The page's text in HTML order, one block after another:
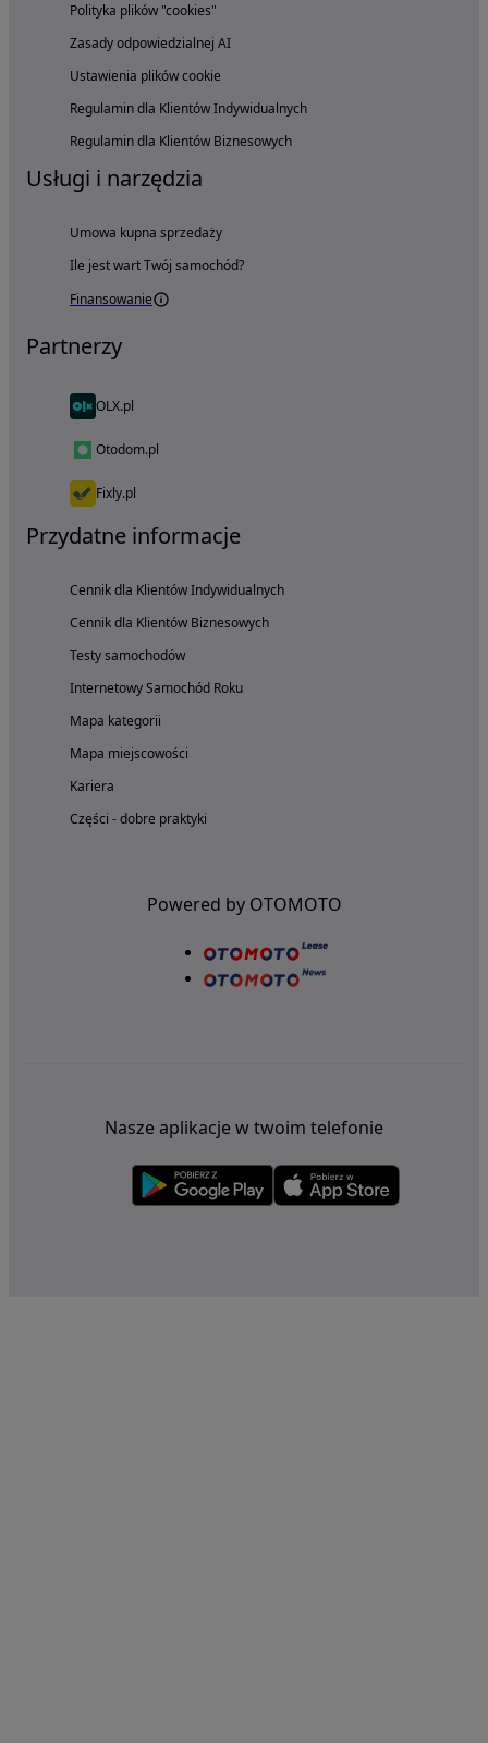
Polityka plików "cookies"
Zasady odpowiedzialnej AI
Ustawienia plików cookie
Regulamin dla Klientów Indywidualnych
Regulamin dla Klientów Biznesowych
Usługi i narzędzia
Umowa kupna sprzedaży
Ile jest wart Twój samochód?
Finansowanie
Partnerzy
OLX.pl
Otodom.pl
Fixly.pl
Przydatne informacje
Cennik dla Klientów Indywidualnych
Cennik dla Klientów Biznesowych
Testy samochodów
Internetowy Samochód Roku
Mapa kategorii
Mapa miejscowości
Kariera
Części - dobre praktyki
Powered by OTOMOTO
Nasze aplikacje w twoim telefonie